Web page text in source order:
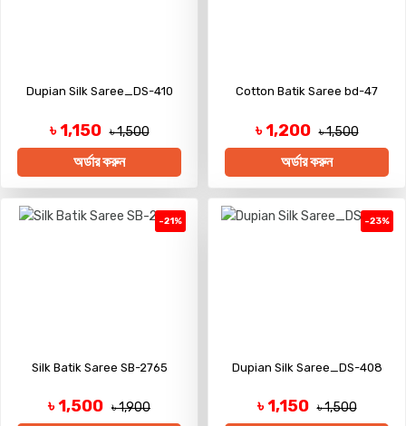
Dupian Silk Saree_DS-410
৳ 1,150 ৳ 1,500
অর্ডার করুন
Cotton Batik Saree bd-47
৳ 1,200 ৳ 1,500
অর্ডার করুন
-21%
Silk Batik Saree SB-2765
৳ 1,500 ৳ 1,900
-23%
Dupian Silk Saree_DS-408
৳ 1,150 ৳ 1,500